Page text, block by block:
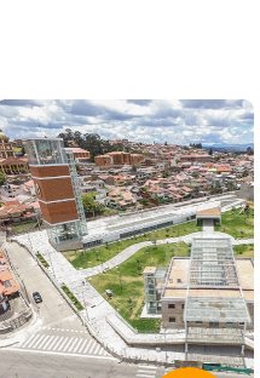
Tour
#6
Horarios Recorrido
Tour Ingapirca +
Gualaceo &
Chordeleg